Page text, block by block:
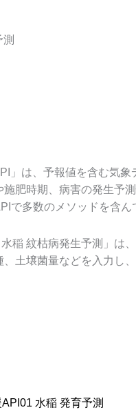
」は、予報値を含む気
肥時期、病害の発生予
で多数のメソッドを含ん
水稲 紋枯病発生予測」は
、⼟壌菌量などを⼊⼒し
水稲 発育予測